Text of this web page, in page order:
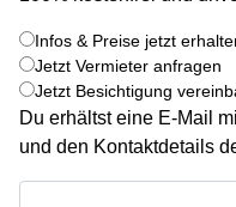
Büro
mieten
Hamburg
Büro
mieten
Mitte
69
Frankfurt
Europaplatz
2 Berlin
Regus
Infos & Preise jetzt
Jetzt Vermieter anfragen
Jetzt Besichtigung
Du erhältst eine E-Mail
und den Kontaktdetails